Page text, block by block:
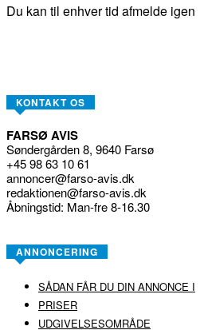
Du kan til enhver tid afmelde igen
KONTAKT OS
FARSØ AVIS
Søndergården 8, 9640 Farsø
+45 98 63 10 61
annoncer@farso-avis.dk
redaktionen@farso-avis.dk
Åbningstid: Man-fre 8-16.30
ANNONCERING
SÅDAN FÅR DU DIN ANNONCE I
PRISER
UDGIVELSESOMRÅDE